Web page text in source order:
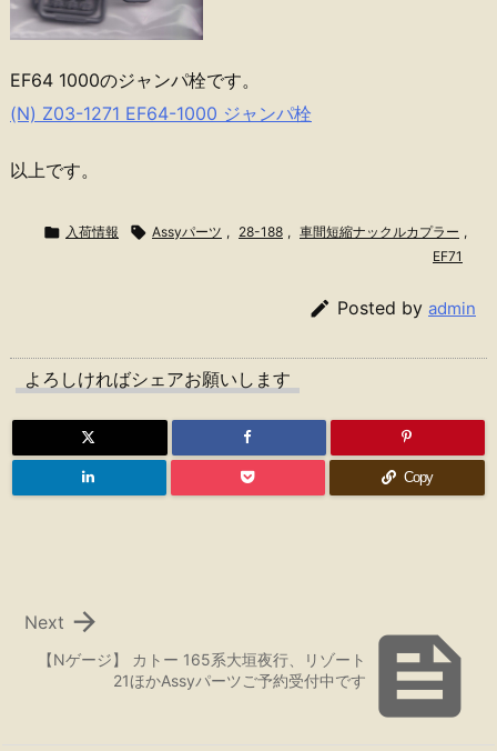
EF64 1000のジャンパ栓です。
(N) Z03-1271 EF64-1000 ジャンパ栓
以上です。
 入荷情報  Assyパーツ , 28-188 , 車間短縮ナックルカプラー ,
EF71
 Posted by admin
よろしければシェアお願いします
Copy

【Nゲージ】 カトー 165系大垣夜行、リゾート
21ほかAssyパーツご予約受付中です

Next